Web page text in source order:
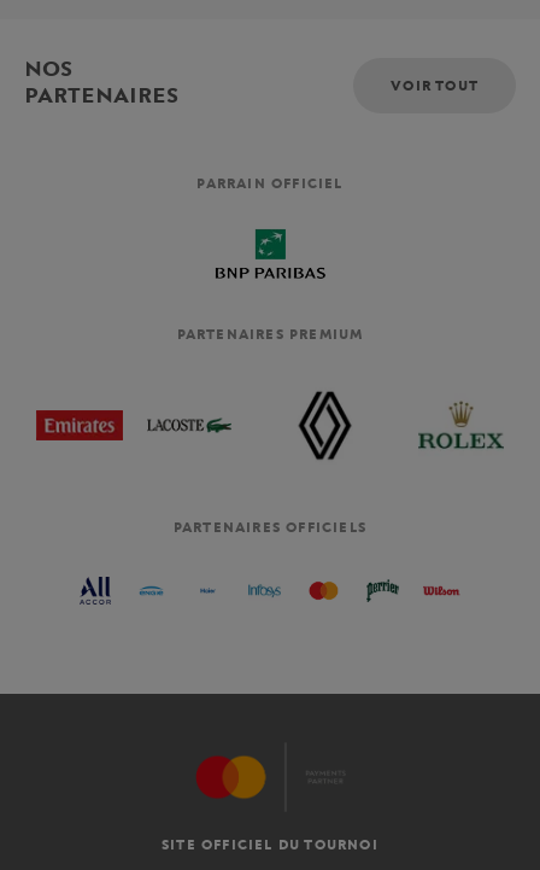
NOS
PARTENAIRES
VOIR TOUT
PARRAIN OFFICIEL
PARTENAIRES PREMIUM
PARTENAIRES OFFICIELS
SITE OFFICIEL DU TOURNOI